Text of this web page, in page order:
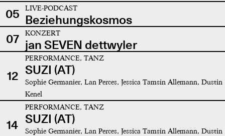
05 LIVE-PODCAST
Beziehungskosmos
07
KONZERT
jan SEVEN dettwyler
12
PERFORMANCE, TANZ
SUZI (AT)
Sophie Germanier, Lan Perces, Jessica Tamsin Allemann, Dustin
Kenel
14
PERFORMANCE, TANZ
SUZI (AT)
Sophie Germanier, Lan Perces, Jessica Tamsin Allemann, Dustin